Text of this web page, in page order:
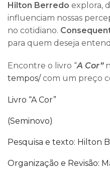
Hilton Berredo explora,
influenciam nossas
no cotidiano.
para quem deseja
Encontre o livro “A Cor”
tempos/ com um preço
Livro “A Cor”
(Seminovo)
Pesquisa e texto: Hilton
Organização e Revisão: